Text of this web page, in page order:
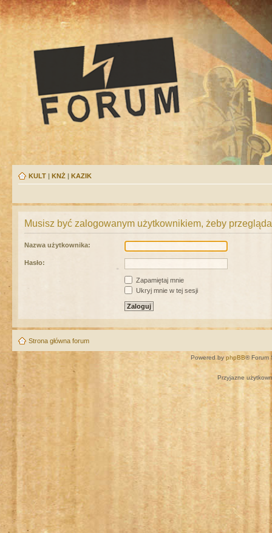
KULT | KNŻ | KAZIK
Musisz być zalogowanym użytkownikiem, żeby
Nazwa użytkownika:
Hasło:
Zapamiętaj mnie
Ukryj mnie w tej sesji
Strona główna forum
Powered by phpBB® Forum
Przyjazne